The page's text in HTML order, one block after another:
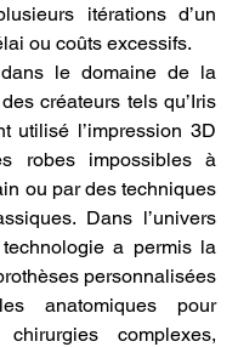
itérations d’un
ou coûts excessifs.
le domaine de la
créateurs tels qu’Iris
utilisé l’impression 3D
robes impossibles à
ou par des techniques
Dans l’univers
a permis la
personnalisées
anatomiques pour
complexes,